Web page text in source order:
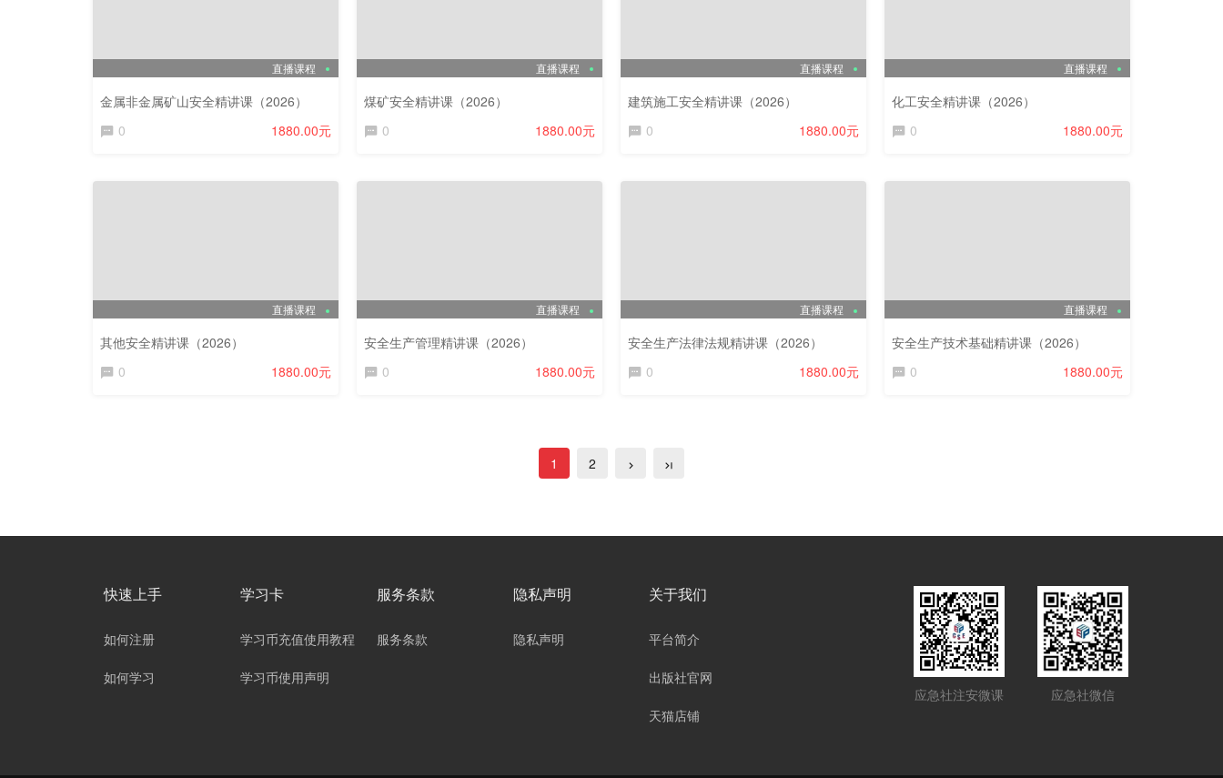
直播课程
金属非金属矿山安全精讲课（2026）
0
1880.00元
直播课程
煤矿安全精讲课（2026）
0
1880.00元
直播课程
建筑施工安全精讲课（2026）
0
1880.00元
直播课程
化工安全精讲课（2026）
0
1880.00元
直播课程
其他安全精讲课（2026）
0
1880.00元
直播课程
安全生产管理精讲课（2026）
0
1880.00元
直播课程
安全生产法律法规精讲课（2026）
0
1880.00元
直播课程
安全生产技术基础精讲课（2026）
0
1880.00元
1 2
快速上手
如何注册
如何学习
学习卡
学习币充值使用教程
学习币使用声明
服务条款
服务条款
隐私声明
隐私声明
关于我们
平台简介
出版社官网
天猫店铺
应急社注安微课 应急社微信